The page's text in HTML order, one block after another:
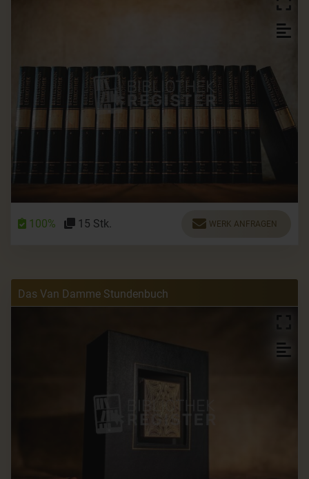
100% 15 Stk. WERK ANFRAGEN
Das Van Damme Stundenbuch